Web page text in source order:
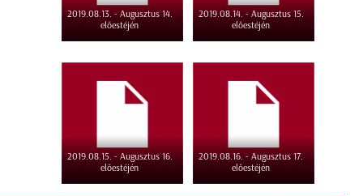
2019.08.13. - Augusztus 14.
előestéjén
2019.08.14. - Augusztus 15.
előestéjén
2019.08.15. - Augusztus 16.
előestéjén
2019.08.16. - Augusztus 17.
előestéjén